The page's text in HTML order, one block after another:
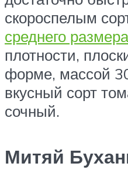
скороспелым
среднего размера
плотности,
форме, массой
вкусный сорт
сочный.​
Митяй